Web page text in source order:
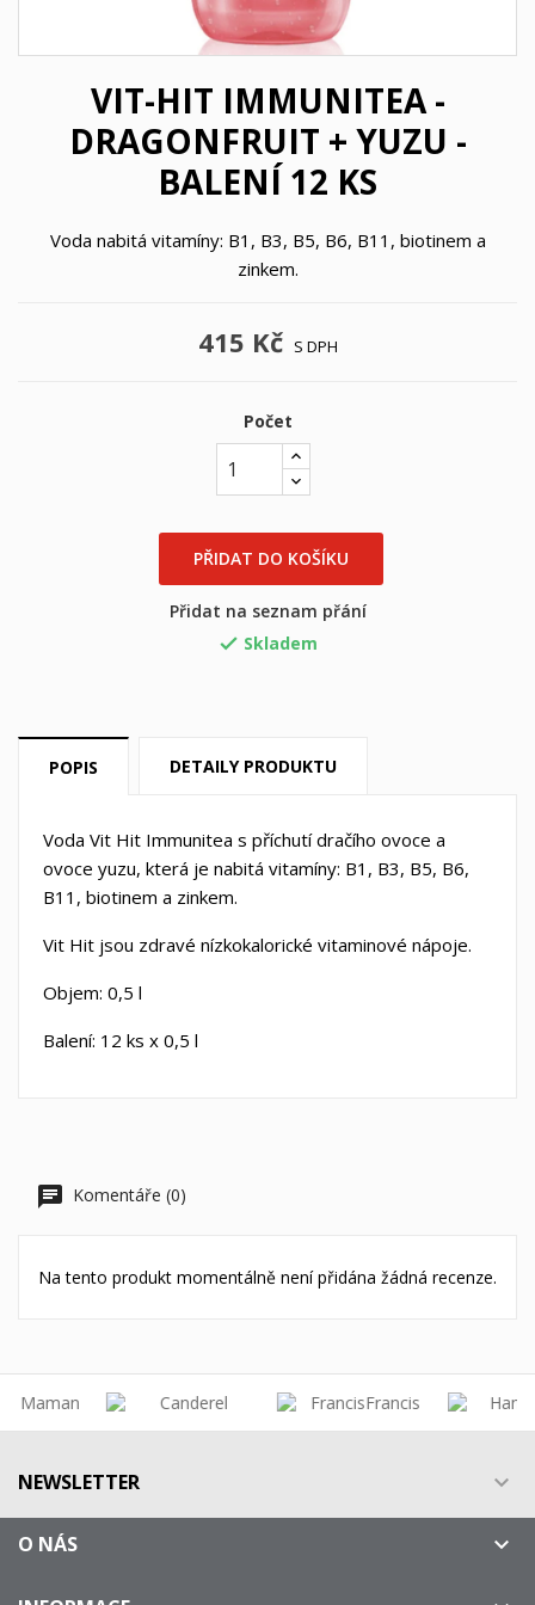
VIT-HIT IMMUNITEA -
DRAGONFRUIT + YUZU -
BALENÍ 12 KS
Voda nabitá vitamíny: B1, B3, B5, B6, B11, biotinem a
zinkem.
415 Kč S DPH
Počet
PŘIDAT DO KOŠÍKU
Přidat na seznam přání
 Skladem
POPIS DETAILY PRODUKTU
Voda Vit Hit Immunitea s příchutí dračího ovoce a
ovoce yuzu, která je nabitá vitamíny: B1, B3, B5, B6,
B11, biotinem a zinkem.
Vit Hit jsou zdravé nízkokalorické vitaminové nápoje.
Objem: 0,5 l
Balení: 12 ks x 0,5 l
Komentáře (0)
Na tento produkt momentálně není přidána žádná recenze.
NEWSLETTER 
O NÁS 
Můj seznam přání
Přihlásit se
Musíte být přihlášen, abyste si mohli výrobky uložit do